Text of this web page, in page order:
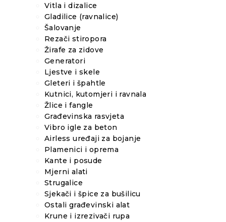
Vitla i dizalice
Gladilice (ravnalice)
Šalovanje
Rezači stiropora
Žirafe za zidove
Generatori
Ljestve i skele
Gleteri i špahtle
Kutnici, kutomjeri i ravnala
Žlice i fangle
Građevinska rasvjeta
Vibro igle za beton
Airless uređaji za bojanje
Plamenici i oprema
Kante i posude
Mjerni alati
Strugalice
Sjekači i špice za bušilicu
Ostali građevinski alat
Krune i izrezivači rupa